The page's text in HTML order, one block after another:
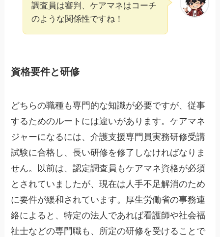
調査員は審判、ケアマネはコーチ
のような関係性ですね！
資格要件と研修
どちらの職種も専門的な知識が必要ですが、従事
するためのルートには違いがあります。ケアマネ
ジャーになるには、介護支援専門員実務研修受講
試験に合格し、長い研修を修了しなければなりま
せん。以前は、認定調査員もケアマネ資格が必須
とされていましたが、現在は人手不足解消のため
に要件が緩和されています。厚生労働省の事務連
絡によると、特定の法人であれば看護師や社会福
祉士などの専門職も、所定の研修を受けることで